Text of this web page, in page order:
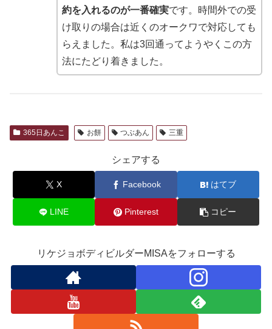
約を入れるのが一番確実です。時間外での受
け取りの場合は近くのオークワで対応しても
らえました。私は3回通ってようやくこの方
法にたどり着きました。
365日あんこ お餅 つぶあん 三重
シェアする
X Facebook はてブ
LINE Pinterest コピー
リケジョボディビルダーMISAをフォローする